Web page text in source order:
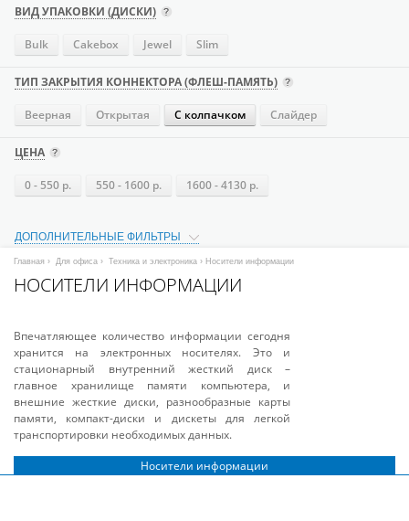
ВИД УПАКОВКИ (ДИСКИ)
Bulk Cakebox Jewel Slim
ТИП ЗАКРЫТИЯ КОННЕКТОРА (ФЛЕШ-ПАМЯТЬ)
Веерная Открытая С колпачком Слайдер
ЦЕНА
0 - 550 р. 550 - 1600 р. 1600 - 4130 р.
ДОПОЛНИТЕЛЬНЫЕ ФИЛЬТРЫ
Главная › Для офиса › Техника и электроника › Носители информации
НОСИТЕЛИ ИНФОРМАЦИИ
Впечатляющее количество информации сегодня
хранится на электронных носителях. Это и
стационарный внутренний жесткий диск –
главное хранилище памяти компьютера, и
внешние жесткие диски, разнообразные карты
памяти, компакт-диски и дискеты для легкой
транспортировки необходимых данных.
Носители информации